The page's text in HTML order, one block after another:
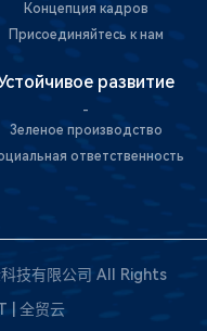
Концепция кадров
Присоединяйтесь к нам
развитие
-
Зеленое производство
ответственность
技有限公司 All Rights
| 全贸云